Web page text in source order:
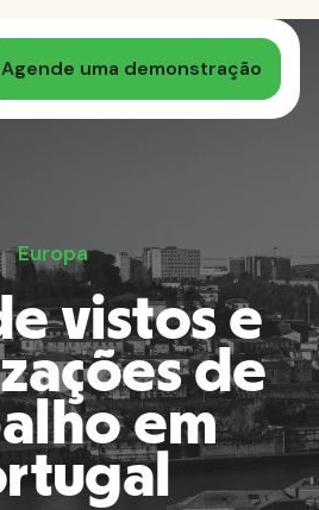
Agende uma demonstração
Europa
vistos e
de
em